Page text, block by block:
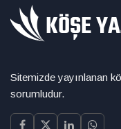
Sitemizde yayınlanan
sorumludur.